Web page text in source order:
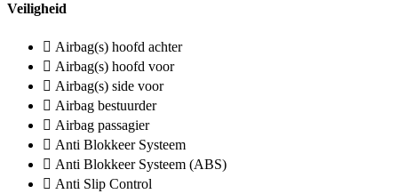
Veiligheid
Airbag(s) hoofd achter
Airbag(s) hoofd voor
Airbag(s) side voor
Airbag bestuurder
Airbag passagier
Anti Blokkeer Systeem
Anti Blokkeer Systeem (ABS)
Anti Slip Control